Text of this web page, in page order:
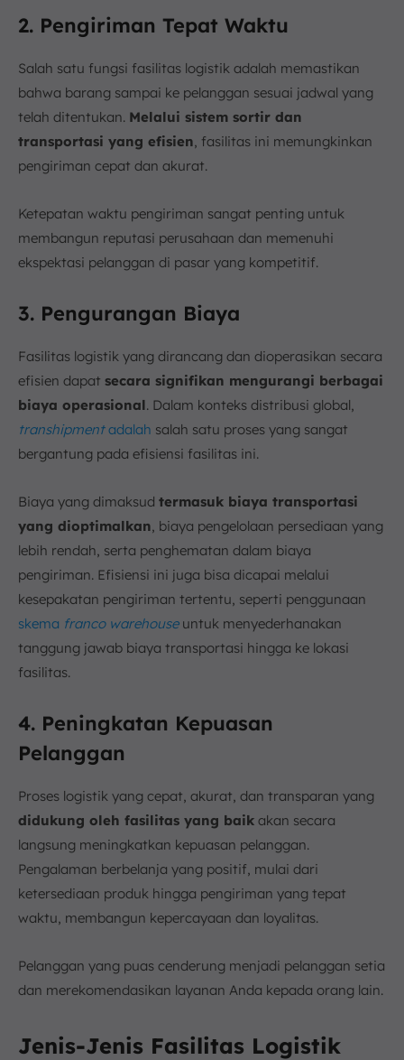
2. Pengiriman Tepat Waktu
Salah satu fungsi fasilitas logistik adalah memastikan
bahwa barang sampai ke pelanggan sesuai jadwal yang
telah ditentukan. Melalui sistem sortir dan
transportasi yang efisien, fasilitas ini memungkinkan
pengiriman cepat dan akurat.
Ketepatan waktu pengiriman sangat penting untuk
membangun reputasi perusahaan dan memenuhi
ekspektasi pelanggan di pasar yang kompetitif.
3. Pengurangan Biaya
Fasilitas logistik yang dirancang dan dioperasikan secara
efisien dapat secara signifikan mengurangi berbagai
biaya operasional. Dalam konteks distribusi global,
transhipmentadalah salah satu proses yang sangat
bergantung pada efisiensi fasilitas ini.
Biaya yang dimaksud termasuk biaya transportasi
yang dioptimalkan, biaya pengelolaan persediaan yang
lebih rendah, serta penghematan dalam biaya
pengiriman. Efisiensi ini juga bisa dicapai melalui
kesepakatan pengiriman tertentu, seperti penggunaan
skema franco warehouseuntuk menyederhanakan
tanggung jawab biaya transportasi hingga ke lokasi
fasilitas.
4. Peningkatan Kepuasan
Pelanggan
Proses logistik yang cepat, akurat, dan transparan yang
didukung oleh fasilitas yang baik akan secara
langsung meningkatkan kepuasan pelanggan.
Pengalaman berbelanja yang positif, mulai dari
ketersediaan produk hingga pengiriman yang tepat
waktu, membangun kepercayaan dan loyalitas.
Pelanggan yang puas cenderung menjadi pelanggan setia
dan merekomendasikan layanan Anda kepada orang lain.
Jenis-Jenis Fasilitas Logistik